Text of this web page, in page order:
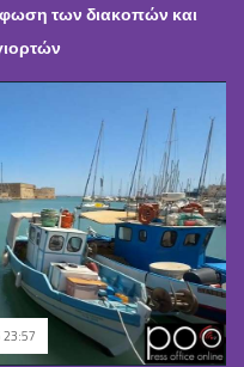
των διακοπών και
23:57